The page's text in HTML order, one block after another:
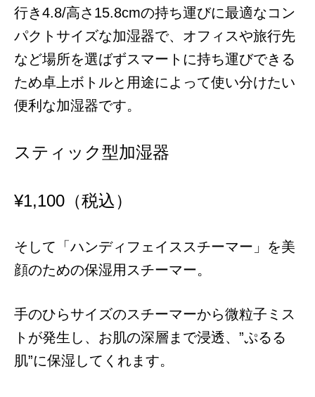
行き4.8/高さ15.8cmの持ち運びに最適なコン
パクトサイズな加湿器で、オフィスや旅行先
など場所を選ばずスマートに持ち運びできる
ため卓上ボトルと用途によって使い分けたい
便利な加湿器です。
スティック型加湿器
¥1,100 （税込）
そして「ハンディフェイススチーマー」を美
顔のための保湿用スチーマー。
手のひらサイズのスチーマーから微粒子ミス
トが発生し、お肌の深層まで浸透、”ぷるる
肌”に保湿してくれます。